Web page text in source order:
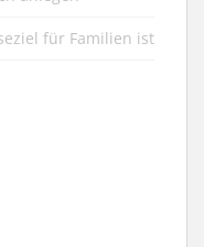
für Familien ist